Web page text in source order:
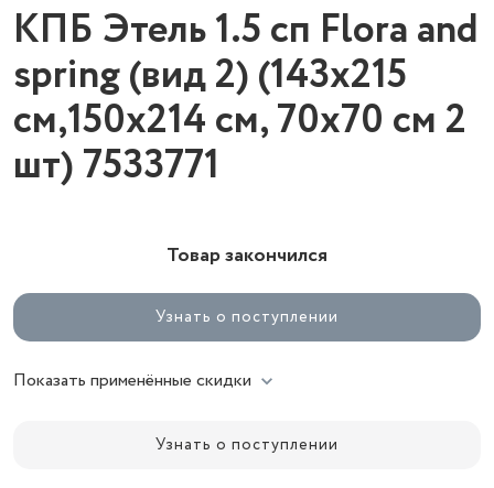
КПБ Этель 1.5 сп Flora and
spring (вид 2) (143х215
см,150х214 см, 70х70 см 2
шт) 7533771
Товар закончился
Узнать о поступлении
Показать применённые скидки
Узнать о поступлении